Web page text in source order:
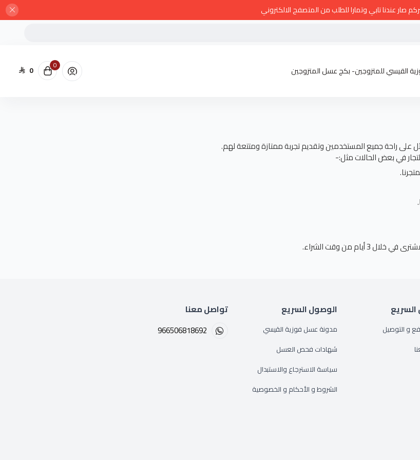
صار عندنا تابي وتمارا للطلب من المتصفح الالكتروني
القيسي للمتزوجين- بكج عسل المتزوجين 0 0
على راحة جميع المستخدمين وتقديم تجربة ممتازة ومتتعة لهم.
في بعض الحالات مثل:-
و التوصيل
الوصول السريع
مدونة عسل فوزية القيسي
شهادات فحص العسل
سياسة الاسترجاع والاستبدال
الشروط و الأحكام و الخصوصية
تواصل معنا